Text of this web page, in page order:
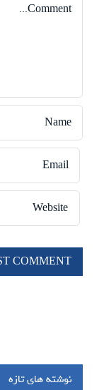
نوشته های تازه